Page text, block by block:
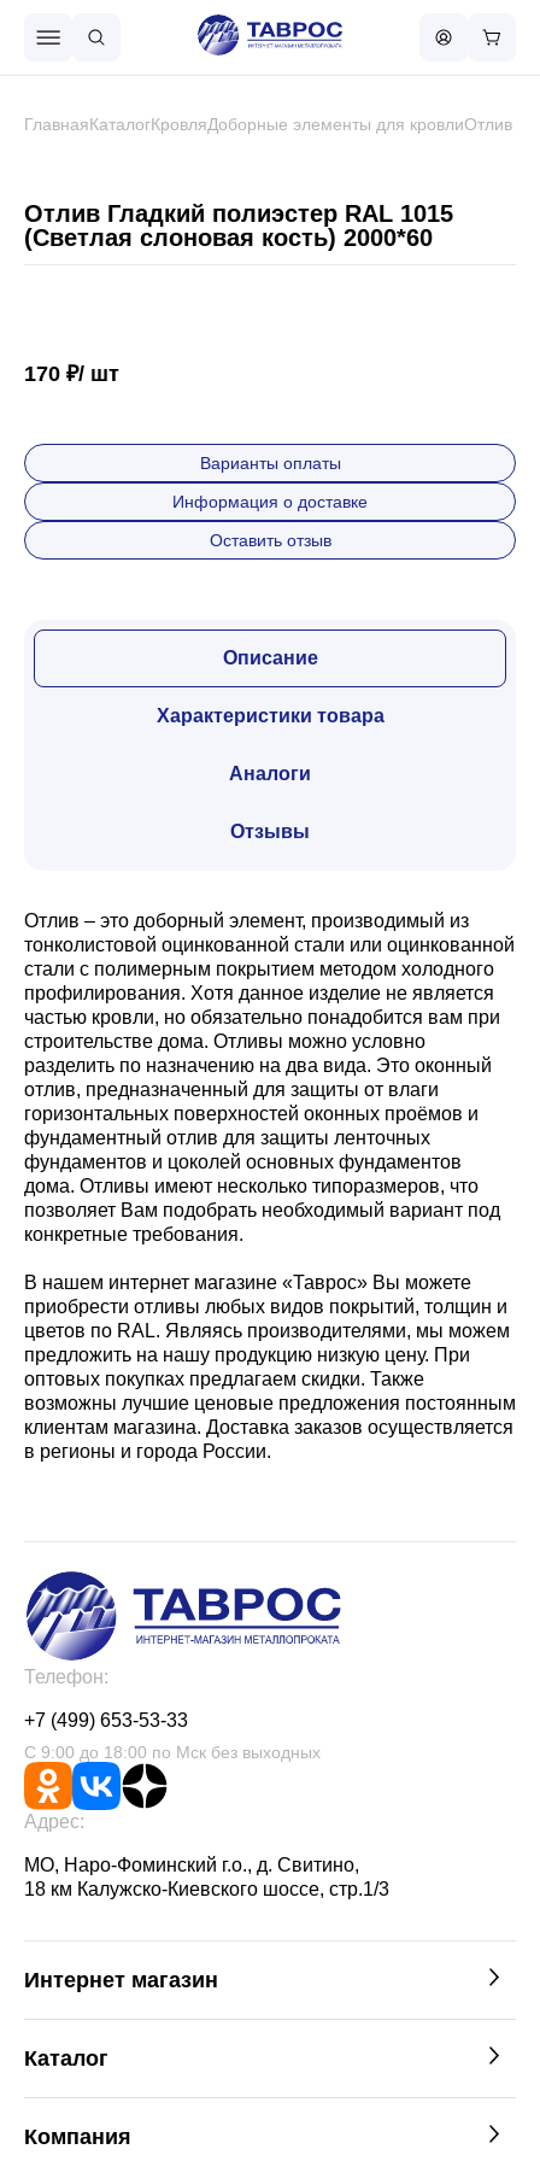
Металлочерепица
Сваи винтовые
Кровля
Водосточная система
Дача и сад
Другие товары
ГлавнаяКаталогКровляДоборные элементы для кровлиОтлив
Отлив Гладкий полиэстер RAL 1015
(Светлая слоновая кость) 2000*60
170 ₽/ шт
Варианты оплаты
Информация о доставке
Оставить отзыв
Описание
Характеристики товара
Аналоги
Отзывы
Отлив – это доборный элемент, производимый из
тонколистовой оцинкованной стали или оцинкованной
стали с полимерным покрытием методом холодного
профилирования. Хотя данное изделие не является
частью кровли, но обязательно понадобится вам при
строительстве дома. Отливы можно условно
разделить по назначению на два вида. Это оконный
отлив, предназначенный для защиты от влаги
горизонтальных поверхностей оконных проёмов и
фундаментный отлив для защиты ленточных
фундаментов и цоколей основных фундаментов
дома. Отливы имеют несколько типоразмеров, что
позволяет Вам подобрать необходимый вариант под
конкретные требования.
В нашем интернет магазине «Таврос» Вы можете
приобрести отливы любых видов покрытий, толщин и
цветов по RAL. Являясь производителями, мы можем
предложить на нашу продукцию низкую цену. При
оптовых покупках предлагаем скидки. Также
возможны лучшие ценовые предложения постоянным
клиентам магазина. Доставка заказов осуществляется
в регионы и города России.
Телефон:
+7 (499) 653-53-33
С 9:00 до 18:00 по Мск без выходных
Адрес:
МО, Наро-Фоминский г.о., д. Свитино,
18 км Калужско-Киевского шоссе, стр.1/3
Интернет магазин
Каталог
Компания